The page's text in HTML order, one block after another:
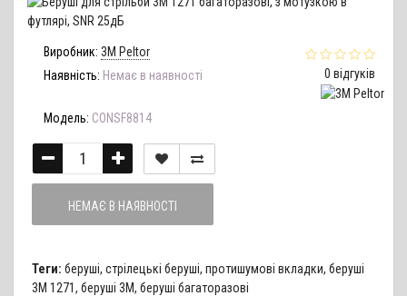
0 відгуків
Виробник: 3M Peltor
Наявність: Немає в наявності
Модель: CONSF8814
НЕМАЄ В НАЯВНОСТІ
Теги: беруші, стрілецькі беруші, протишумові вкладки, беруші
3M 1271, беруші 3M, беруші багаторазові